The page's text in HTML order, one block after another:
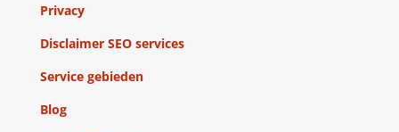
Privacy
Disclaimer SEO services
Service gebieden
Blog